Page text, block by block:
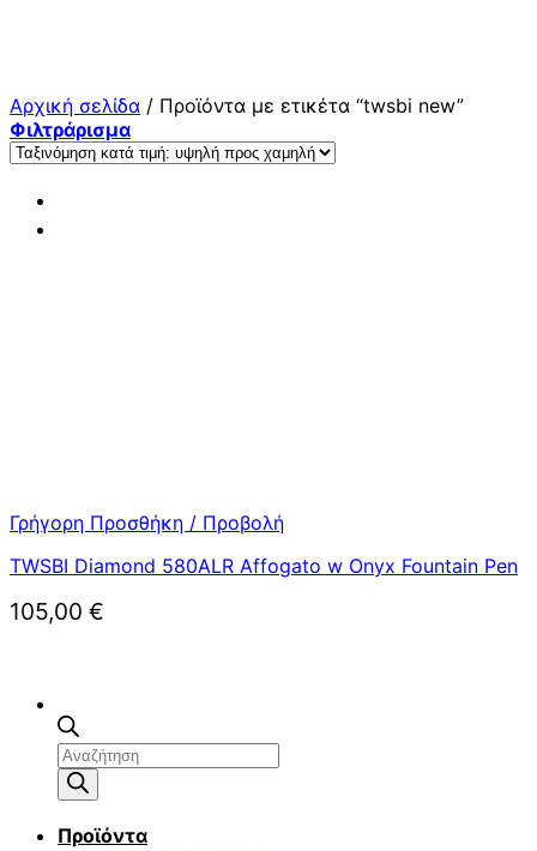
Αναζήτηση
προϊόντων
Προϊόντα
Αρχική σελίδα / Προϊόντα με ετικέτα “twsbi new”
Φιλτράρισμα
Γρήγορη Προσθήκη / Προβολή
TWSBI Diamond 580ALR Affogato w Onyx Fountain Pen
105,00 €